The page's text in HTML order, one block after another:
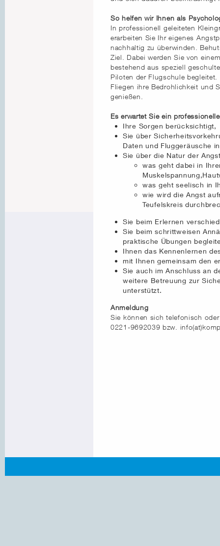
So helfen wir Ihnen als
In professionell geleiteten
erarbeiten Sie Ihr eigenes
nachhaltig zu überwinden.
Ziel. Dabei werden Sie von
bestehend aus speziell
Piloten der Flugschule
Fliegen ihre Bedrohlichkeit und
genießen.
Es erwartet Sie ein
Ihre Sorgen berücksichtigt,
Sie über
Daten und Fluggeräusche
Sie über die Natur der
was geht dabei in
was geht seelisch in
wie wird die Angst
Teufelskreis
Sie beim Erlernen
Sie beim schrittweisen
praktische Übungen
Ihnen das Kennenlernen
mit Ihnen gemeinsam den
Sie auch im Anschluss an
weitere Betreuung zur
unterstützt.
Anmeldung
Sie können sich telefonisch
0221-9692039 bzw.